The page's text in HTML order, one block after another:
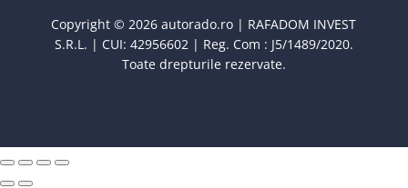
Copyright © 2026 autorado.ro | RAFADOM INVEST
S.R.L. | CUI: 42956602 | Reg. Com : J5/1489/2020.
Toate drepturile rezervate.